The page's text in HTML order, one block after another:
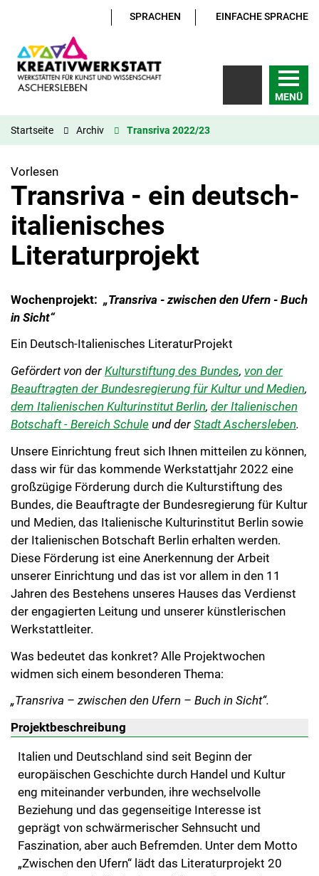
SPRACHEN EINFACHE SPRACHE
MENÜ
Startseite Archiv Transriva 2022/23
Vorlesen
Transriva - ein deutsch-
italienisches
Literaturprojekt
Wochenprojekt: „Transriva - zwischen den Ufern - Buch
in Sicht“
Ein Deutsch-Italienisches LiteraturProjekt
Gefördert von der Kulturstiftung des Bundes, von der
Beauftragten der Bundesregierung für Kultur und Medien,
dem Italienischen Kulturinstitut Berlin, der Italienischen
Botschaft - Bereich Schule und der Stadt Aschersleben.
Unsere Einrichtung freut sich Ihnen mitteilen zu können,
dass wir für das kommende Werkstattjahr 2022 eine
großzügige Förderung durch die Kulturstiftung des
Bundes, die Beauftragte der Bundesregierung für Kultur
und Medien, das Italienische Kulturinstitut Berlin sowie
der Italienischen Botschaft Berlin erhalten werden.
Diese Förderung ist eine Anerkennung der Arbeit
unserer Einrichtung und das ist vor allem in den 11
Jahren des Bestehens unseres Hauses das Verdienst
der engagierten Leitung und unserer künstlerischen
Werkstattleiter.
Was bedeutet das konkret? Alle Projektwochen
widmen sich einem besonderen Thema:
„Transriva – zwischen den Ufern – Buch in Sicht“.
Projektbeschreibung
Italien und Deutschland sind seit Beginn der
europäischen Geschichte durch Handel und Kultur
eng miteinander verbunden, ihre wechselvolle
Beziehung und das gegenseitige Interesse ist
geprägt von schwärmerischer Sehnsucht und
Faszination, aber auch Befremden. Unter dem Motto
„Zwischen den Ufern“ lädt das Literaturprojekt 20